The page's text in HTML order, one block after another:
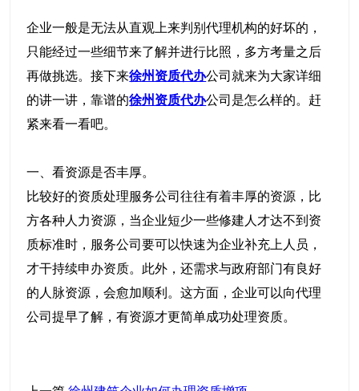
客户案例
新闻中心
联系我们
企业一般是无法从直观上来判别代理机构的好坏的，
只能经过一些细节来了解并进行比照，多方考量之后
再做挑选。接下来徐州资质代办公司就来为大家详细
的讲一讲，靠谱的徐州资质代办公司是怎么样的。赶
紧来看一看吧。
一、看资源是否丰厚。
比较好的资质处理服务公司往往有着丰厚的资源，比
方各种人力资源，当企业短少一些修建人才达不到资
质标准时，服务公司要可以快速为企业补充上人员，
才干持续申办资质。此外，还需求与政府部门有良好
的人脉资源，会愈加顺利。这方面，企业可以向代理
公司提早了解，有资源才更简单成功处理资质。